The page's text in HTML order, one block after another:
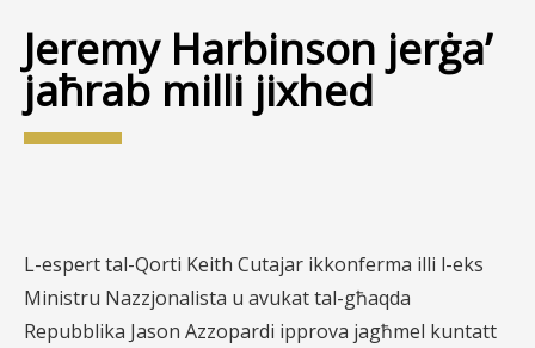
Jeremy Harbinson jerġa’
jaħrab milli jixhed
L-espert tal-Qorti Keith Cutajar ikkonferma illi l-eks
Ministru Nazzjonalista u avukat tal-għaqda
Repubblika Jason Azzopardi ipprova jagħmel kuntatt